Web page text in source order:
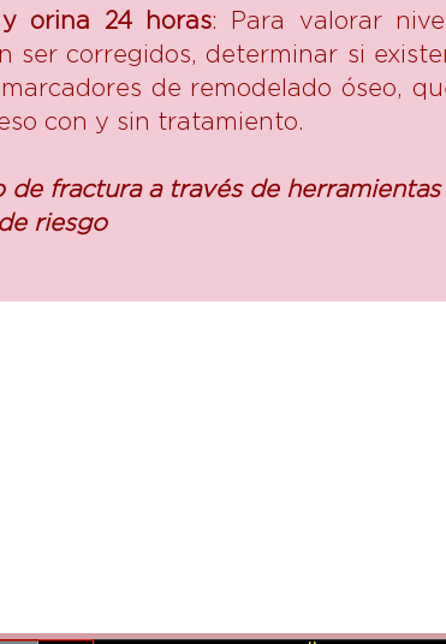
orina 24 horas: Para valorar
ser corregidos, determinar si
de remodelado óseo,
con y sin tratamiento.
de fractura a través de
riesgo